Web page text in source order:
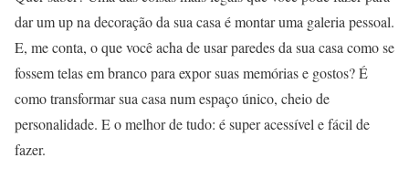
dar um up na decoração da sua casa é montar uma galeria pessoal.
E, me conta, o que você acha de usar paredes da sua casa como se
fossem telas em branco para expor suas memórias e gostos? É
como transformar sua casa num espaço único, cheio de
personalidade. E o melhor de tudo: é super acessível e fácil de
fazer.